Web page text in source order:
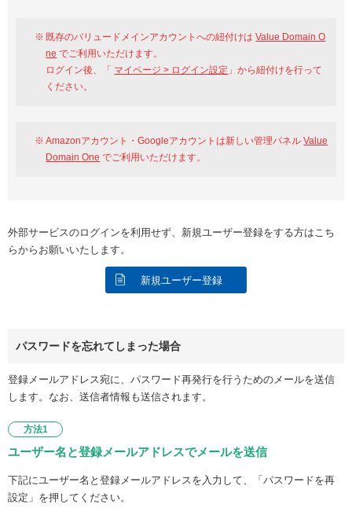
既存のバリュードメインアカウントへの紐付けはValue Domain O
ne でご利用いただけます。
ログイン後、「 マイページ > ログイン設定 」から紐付けを行って
ください。
Amazonアカウント・Googleアカウントは新しい管理パネルValue
Domain One でご利用いただけます。
外部サービスのログインを利用せず、新規ユーザー登録をする方はこち
らからお願いいたします。
新規ユーザー登録
パスワードを忘れてしまった場合
登録メールアドレス宛に、パスワード再発行を行うためのメールを送信
します。なお、送信者情報も送信されます。
方法1
ユーザー名と登録メールアドレスでメールを送信
下記にユーザー名と登録メールアドレスを入力して、「パスワードを再
設定」を押してください。